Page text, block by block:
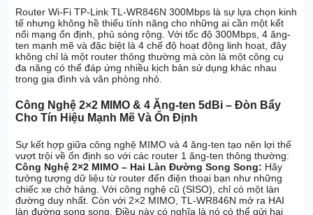
Router Wi-Fi TP-Link TL-WR846N 300Mbps là sự lựa chọn kinh
tế nhưng không hề thiếu tính năng cho những ai cần một kết
nối mạng ổn định, phủ sóng rộng. Với tốc độ 300Mbps, 4 ăng-
ten mạnh mẽ và đặc biệt là 4 chế độ hoạt động linh hoạt, đây
không chỉ là một router thông thường mà còn là một công cụ
đa năng có thể đáp ứng nhiều kịch bản sử dụng khác nhau
trong gia đình và văn phòng nhỏ.
Công Nghệ 2×2 MIMO & 4 Ăng-ten 5dBi – Đòn Bẩy
Cho Tín Hiệu Mạnh Mẽ Và Ổn Định
Sự kết hợp giữa công nghệ MIMO và 4 ăng-ten tạo nên lợi thế
vượt trội về ổn định so với các router 1 ăng-ten thông thường:
Công Nghệ 2×2 MIMO – Hai Làn Đường Song Song: Hãy
tưởng tượng dữ liệu từ router đến điện thoại bạn như những
chiếc xe chở hàng. Với công nghệ cũ (SISO), chỉ có một làn
đường duy nhất. Còn với 2×2 MIMO, TL-WR846N mở ra HAI
làn đường song song. Điều này có nghĩa là nó có thể gửi hai